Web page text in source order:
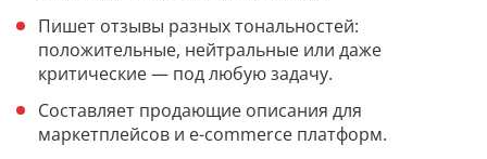
Пишет отзывы разных тональностей:
положительные, нейтральные или даже
критические — под любую задачу.
Составляет продающие описания для
маркетплейсов и e-commerce платформ.